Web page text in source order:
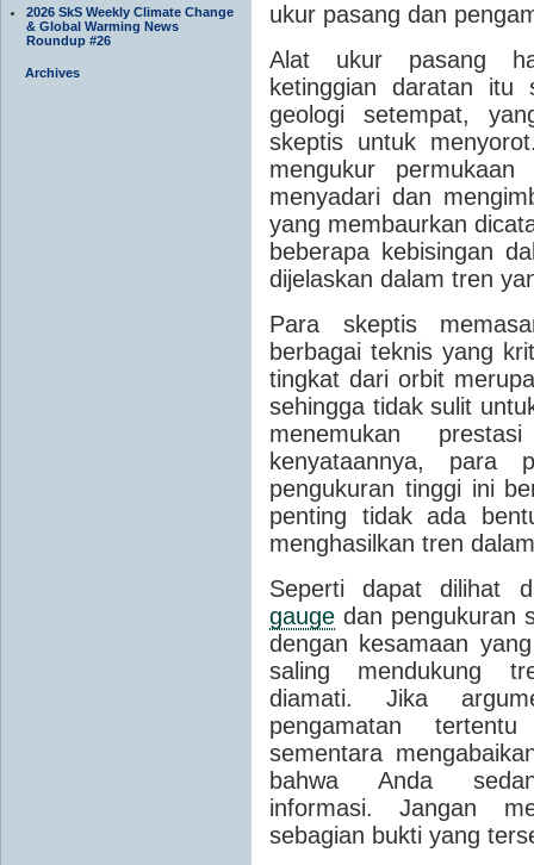
2026 SkS Weekly Climate Change
& Global Warming News
Roundup #26
Archives
ukur pasang dan
Alat ukur pasang
ketinggian daratan itu
geologi setempat,
skeptis untuk
mengukur
menyadari dan
yang membaurkan
beberapa kebisingan
dijelaskan dalam tren
Para skeptis
berbagai teknis yang
tingkat dari orbit
sehingga tidak sulit
menemukan
kenyataannya, para
pengukuran tinggi ini
penting tidak ada
menghasilkan tren
Seperti dapat dilihat
gauge dan pengukuran
dengan kesamaan
saling mendukung
diamati.
Jika
pengamatan
sementara
bahwa Anda
informasi.
Jangan
sebagian bukti yang